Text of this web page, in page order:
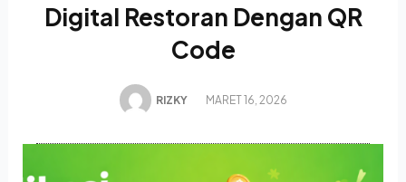
Digital Restoran Dengan QR
Code
RIZKY MARET 16, 2026